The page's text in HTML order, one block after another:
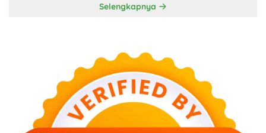
Selengkapnya